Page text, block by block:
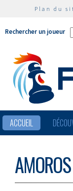
Plan du
Rechercher un joueur
ACCUEIL